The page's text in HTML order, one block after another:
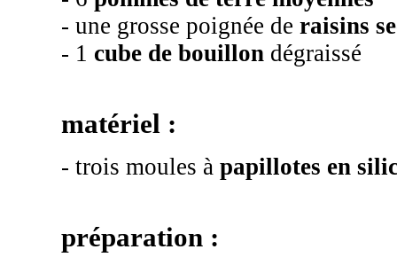
- une grosse poignée de raisins
- 1 cube de bouillon dégraissé
matériel :
- trois moules à papillotes en
préparation :